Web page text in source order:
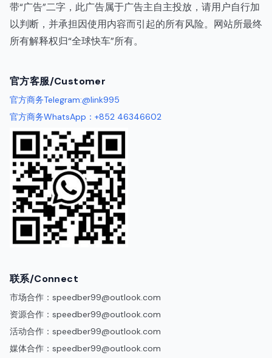
带“广告”二字，此广告属于广告主自主投放，请用户自行加
以判断，并承担因使用内容而引起的所有风险。网站所最终
所有解释权归“全球快车”所有。
官方客服/Customer
官方商务Telegram:@link995
官方商务WhatsApp：+852 46346602
联系/Connect
市场合作： speedber99@outlook.com
资源合作： speedber99@outlook.com
活动合作： speedber99@outlook.com
媒体合作： speedber99@outlook.com